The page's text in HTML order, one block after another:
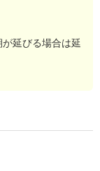
延びる場合は延